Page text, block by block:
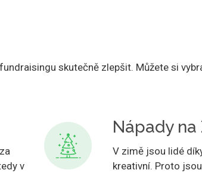
skutečně zlepšit. Můžete si
v
Nápady
V zimě jsou lidé
kreativní. Proto